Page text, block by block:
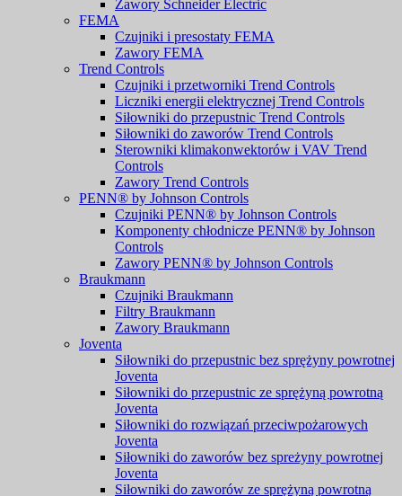
Zawory Schneider Electric
FEMA
Czujniki i presostaty FEMA
Zawory FEMA
Trend Controls
Czujniki i przetworniki Trend Controls
Liczniki energii elektrycznej Trend Controls
Siłowniki do przepustnic Trend Controls
Siłowniki do zaworów Trend Controls
Sterowniki klimakonwektorów i VAV Trend
Controls
Zawory Trend Controls
PENN® by Johnson Controls
Czujniki PENN® by Johnson Controls
Komponenty chłodnicze PENN® by Johnson
Controls
Zawory PENN® by Johnson Controls
Braukmann
Czujniki Braukmann
Filtry Braukmann
Zawory Braukmann
Joventa
Siłowniki do przepustnic bez sprężyny powrotnej
Joventa
Siłowniki do przepustnic ze sprężyną powrotną
Joventa
Siłowniki do rozwiązań przeciwpożarowych
Joventa
Siłowniki do zaworów bez spreżyny powrotnej
Joventa
Siłowniki do zaworów ze sprężyną powrotną